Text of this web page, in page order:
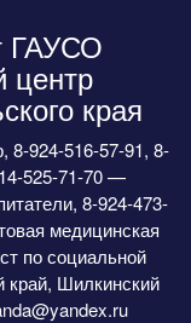
ГАУСО
центр
края
8-924-516-57-91, 8-
525-71-70 —
8-924-473-
медицинская
по социальной
край, Шилкинский